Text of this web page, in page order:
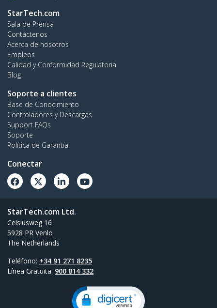
StarTech.com
Sala de Prensa
Contáctenos
Acerca de nosotros
Empleos
Calidad y Conformidad Regulatoria
Blog
Soporte a clientes
Base de Conocimiento
Controladores y Descargas
Support FAQs
Soporte
Política de Garantía
Conectar
StarTech.com Ltd.
Celsiusweg 16
5928 PR Venlo
The Netherlands
Teléfono: +34 91 271 8235
Línea Gratuita: 900 814 332